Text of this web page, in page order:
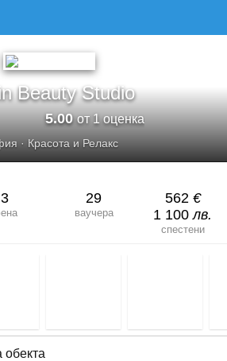
Beauty Studio
5.00от 1 оценка
· Красота и Релакс
3 29
ваучера
562 €
1 100лв.
спестени